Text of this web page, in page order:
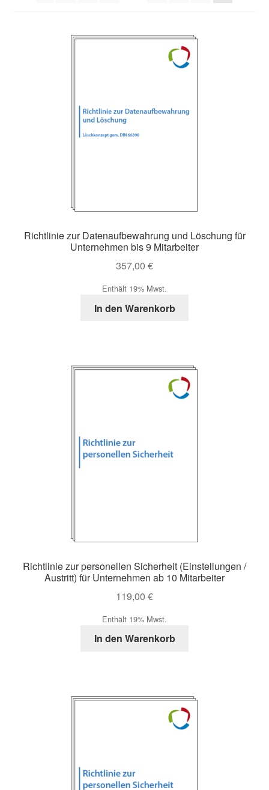
Richtlinie zur Datenaufbewahrung und Löschung für
Unternehmen bis 9 Mitarbeiter
357,00 €
Enthält 19% Mwst.
In den Warenkorb
Richtlinie zur personellen Sicherheit (Einstellungen /
Austritt) für Unternehmen ab 10 Mitarbeiter
119,00 €
Enthält 19% Mwst.
In den Warenkorb